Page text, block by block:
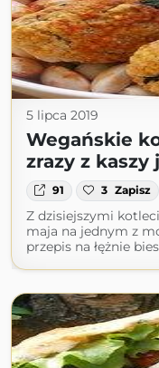
5 lipca 2019
Wegańskie
zrazy z
91 3 Zapisz
Z dzisiejszymi
maja na jednym z
przepis na łężnie